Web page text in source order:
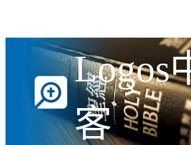
Logos
客